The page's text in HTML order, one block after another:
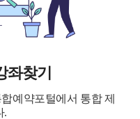
좌찾기
예약포털에서 통합 제
.